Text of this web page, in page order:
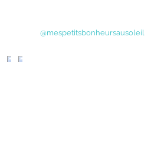
@mespetitsbonheursausoleil